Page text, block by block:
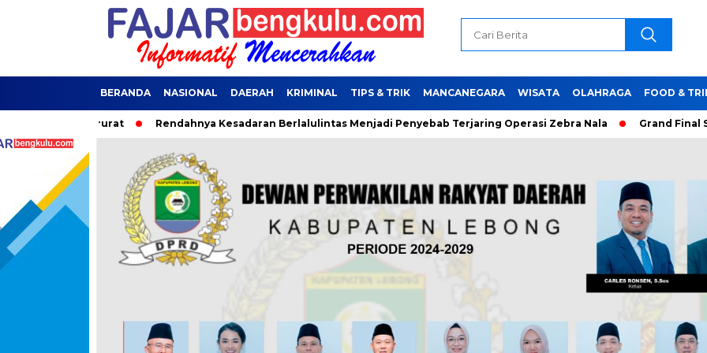
BERANDA NASIONAL DAERAH KRIMINAL TIPS & TRIK MANCANEGARA WISATA OLAHRAGA FOOD &
Rendahnya Kesadaran Berlalulintas Menjadi Penyebab Terjaring Operasi Zebra Nala Grand Final Sisakan 16